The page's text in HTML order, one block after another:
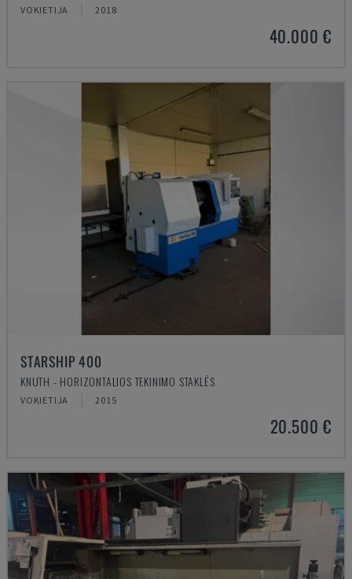
VOKIETIJA 2018
40.000 €
STARSHIP 400
KNUTH - HORIZONTALIOS TEKINIMO STAKLĖS
VOKIETIJA 2015
20.500 €